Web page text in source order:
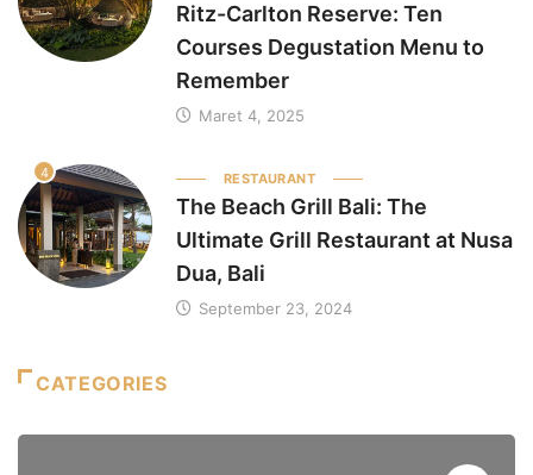
Ritz-Carlton Reserve: Ten
Courses Degustation Menu to
Remember
Maret 4, 2025
4 RESTAURANT
The Beach Grill Bali: The
Ultimate Grill Restaurant at Nusa
Dua, Bali
September 23, 2024
CATEGORIES